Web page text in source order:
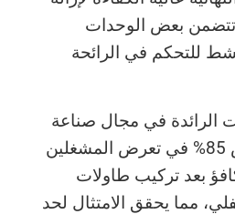
تتضمن بعض الوحدات
للتحكم في الرائحة
الرائدة في مجال صناعة
الطيران عن انخفاض 85% في تعرض المشغلين
بعد تركيب طاولات
مما يحقق الامتثال لحد